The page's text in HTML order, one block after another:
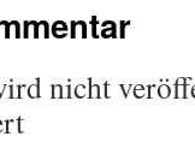
nicht